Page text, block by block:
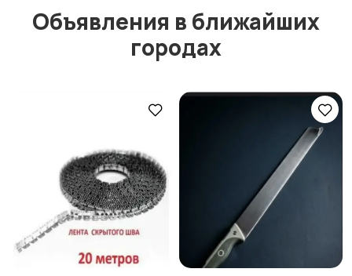
Объявления в ближайших
городах